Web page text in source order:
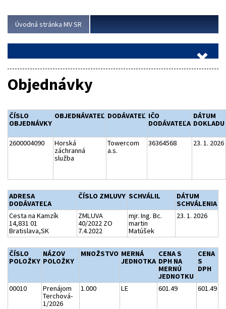
Úvodná stránka MV SR
Objednávky
ČÍSLO
OBJEDNÁVKY
OBJEDNÁVATEĽ DODÁVATEĽ IČO
DODÁVATEĽA
DÁTUM
DOKLADU
2600004090
Horská
záchranná
služba
Towercom
a.s.
36364568 23. 1. 2026
ADRESA
DODÁVATEĽA
ČÍSLO ZMLUVY SCHVÁLIL
DÁTUM
SCHVÁLENIA
Cesta na Kamzík
14,831 01
Bratislava,SK
ZMLUVA
40/2022 ZO
7.4.2022
mjr. Ing. Bc.
martin
Matúšek
23. 1. 2026
ČÍSLO
POLOŽKY
NÁZOV
POLOŽKY
MNOŽSTVO MERNÁ
JEDNOTKA
CENA S
DPH NA
MERNÚ
JEDNOTKU
CENA
S
DPH
00010
Prenájom
Terchová-
1/2026
1.000 LE 601.49 601.49